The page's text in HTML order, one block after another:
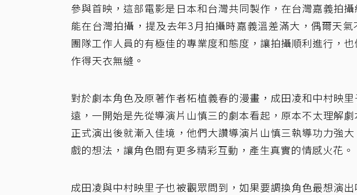
參與首映，這部電影是日本和台灣共同製作，在台灣嘉義拍
能在台灣拍攝，提及去年3月拍攝時嘉義溫差滿大，偶爾天
團隊工作人員的有極佳的專業度和態度，讓拍攝順利進行，
作得天衣無縫。
對於劇本角色及原著作者柘植義春的漫畫，成田凌和中村映
遠，一開始是先從導演片山慎三的劇本看起，原本不太理解
正式演出後就漸入佳境，他們大讚導演片山慎三執導功力強
戲的想法，讓角色間有更多精彩互動，產生真實的情感火花。
成田凌與中村映里子也被觀眾問到，如果要調換角色最想演